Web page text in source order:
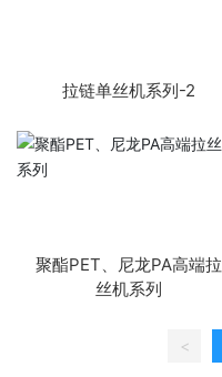
拉链单丝机系列-2
聚酯PET、尼龙PA高端拉
丝机系列
<